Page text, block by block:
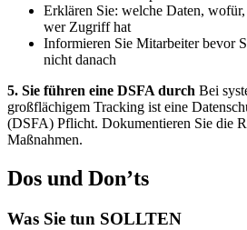
Erklären Sie: welche Daten,
wer Zugriff hat
Informieren Sie Mitarbeiter bevor
nicht danach
5. Sie führen eine DSFA durch Bei
großflächigem Tracking ist eine
(DSFA) Pflicht. Dokumentieren Sie die
Maßnahmen.
Dos und Don’ts
Was Sie tun SOLLTEN